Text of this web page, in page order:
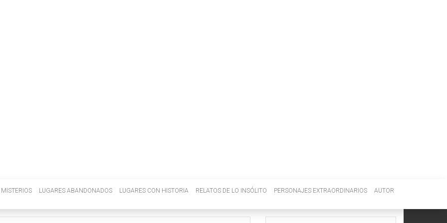
MISTERIOS LUGARES ABANDONADOS LUGARES CON HISTORIA RELATOS DE LO INSÓLITO PERSONAJES EXTRAORDINARIOS AUTOR